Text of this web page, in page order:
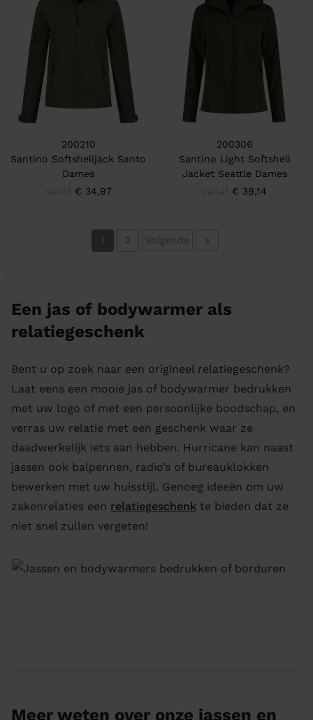
200210
Santino Softshelljack Santo
Dames
€ 34,97
200306
Santino Light Softshell
Jacket Seattle Dames
€ 39,14
1 2 Volgende »
Een jas of bodywarmer als
relatiegeschenk
Bent u op zoek naar een origineel relatiegeschenk?
Laat eens een mooie jas of bodywarmer bedrukken
met uw logo of met een persoonlijke boodschap, en
verras uw relatie met een geschenk waar ze
daadwerkelijk iets aan hebben. Hurricane kan naast
jassen ook balpennen, radio’s of bureauklokken
bewerken met uw huisstijl. Genoeg ideeën om uw
zakenrelaties een relatiegeschenk te bieden dat ze
niet snel zullen vergeten!
Meer weten over onze jassen en